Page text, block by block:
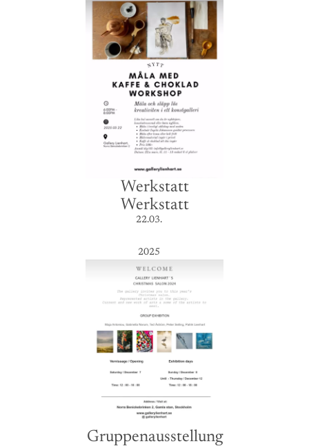
Werkstatt
Werkstatt
22.03.
2025
Gruppenausstellung